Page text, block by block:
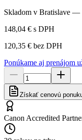
Skladom v Bratislave —
148,04 € s DPH
120,35 € bez DPH
Ponúkame aj prenájom
Získať cenovú
Canon Accredited